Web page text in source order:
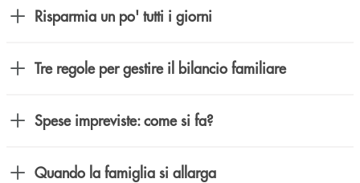
Risparmia un po' tutti i giorni
Tre regole per gestire il bilancio familiare
Spese impreviste: come si fa?
Quando la famiglia si allarga